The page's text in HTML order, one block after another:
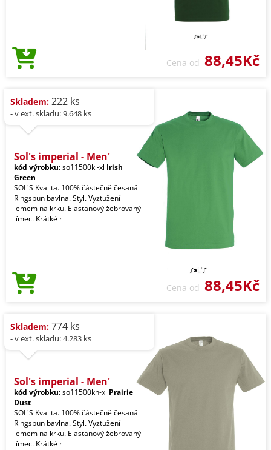
Cena od 88,45Kč
Skladem: 222 ks
- v ext. skladu: 9.648 ks
Sol's imperial - Men'
kód výrobku:so11500kl-xl Irish
Green
SOL'S Kvalita. 100% částečně česaná
Ringspun bavlna. Styl. Vyztužení
lemem na krku. Elastanový žebrovaný
límec. Krátké r
Cena od 88,45Kč
Skladem: 774 ks
- v ext. skladu: 4.283 ks
Sol's imperial - Men'
kód výrobku:so11500kh-xl Prairie
Dust
SOL'S Kvalita. 100% částečně česaná
Ringspun bavlna. Styl. Vyztužení
lemem na krku. Elastanový žebrovaný
límec. Krátké r